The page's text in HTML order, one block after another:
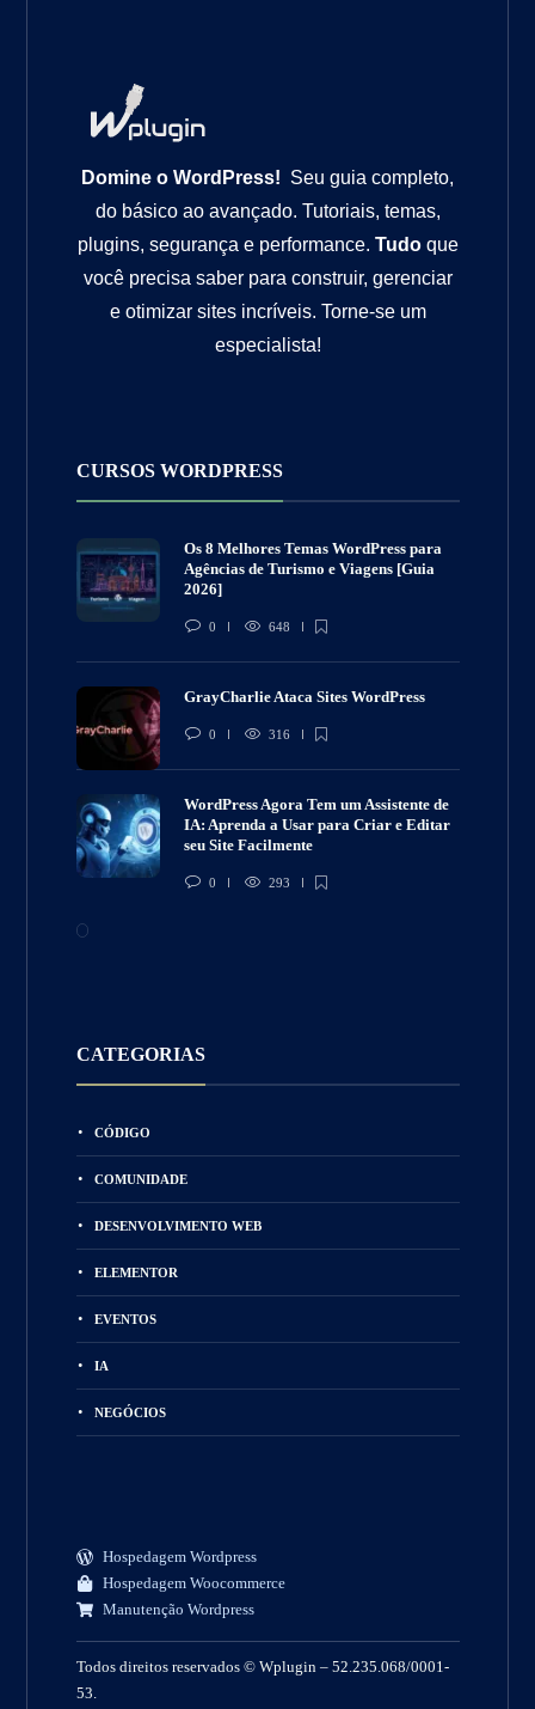
Domine o WordPress! Seu guia completo,
do básico ao avançado. Tutoriais, temas,
plugins, segurança e performance. Tudoque
você precisa saber para construir, gerenciar
e otimizar sites incríveis. Torne-se um
especialista!
CURSOS WORDPRESS
Os 8 Melhores Temas WordPress para
Agências de Turismo e Viagens [Guia
2026]
0 648
GrayCharlie Ataca Sites WordPress
0 316
WordPress Agora Tem um Assistente de
IA: Aprenda a Usar para Criar e Editar
seu Site Facilmente
0 293
CATEGORIAS
CÓDIGO
COMUNIDADE
DESENVOLVIMENTO WEB
ELEMENTOR
EVENTOS
IA
NEGÓCIOS
Hospedagem Wordpress
Hospedagem Woocommerce
Manutenção Wordpress
Todos direitos reservados © Wplugin – 52.235.068/0001-
53.